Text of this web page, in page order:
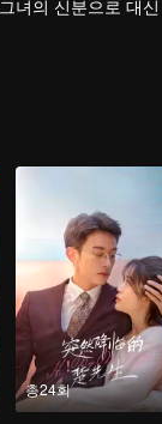
녀의 신분으로 대
총24회